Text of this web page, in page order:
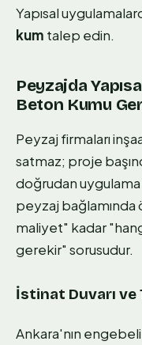
Yapısal
kum talep edin.
Peyzajda
Beton Kumu
Peyzaj firmaları
satmaz; proje
doğrudan uygulama
peyzaj bağlamında
maliyet" kadar
gerekir" sorusudur.
İstinat Duvarı ve
Ankara'nın